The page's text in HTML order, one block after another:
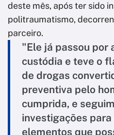
deste mês, após ter sido
politraumatismo,
parceiro.
"Ele já passou por
custódia e teve o
de drogas
preventiva pelo
cumprida, e
investigações
elementos que